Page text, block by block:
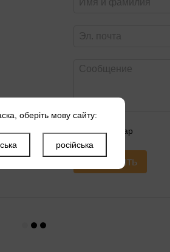
Оцените товар
Отправить
оберіть мову сайту:
російська